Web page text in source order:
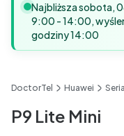
Najbliższa sobota,
9:00 - 14:00,
godziny 14:00
DoctorTel Huawei
P9 Lite Mini